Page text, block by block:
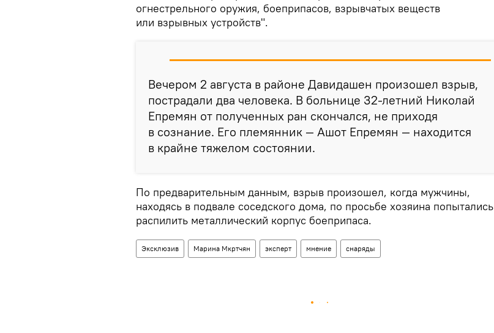
огнестрельного оружия, боеприпасов, взрывчатых веществ
или взрывных устройств".
Вечером 2 августа в районе Давидашен произошел взрыв,
пострадали два человека. В больнице 32-летний Николай
Епремян от полученных ран скончался, не приходя
в сознание. Его племянник — Ашот Епремян — находится
в крайне тяжелом состоянии.
По предварительным данным, взрыв произошел, когда мужчины,
находясь в подвале соседского дома, по просьбе хозяина попытались
распилить металлический корпус боеприпаса.
Эксклюзив Марина Мкртчян эксперт мнение снаряды